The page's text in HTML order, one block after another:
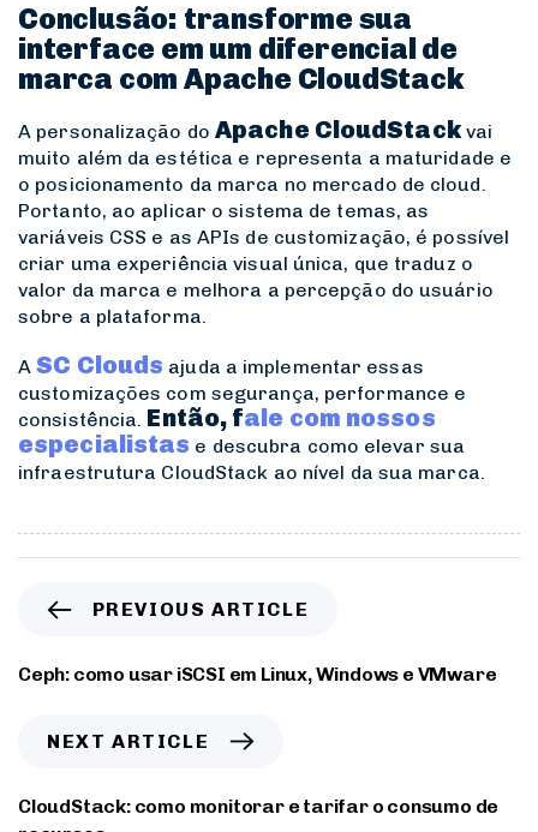
Conclusão: transforme sua
interface em um diferencial de
marca com Apache CloudStack
A personalização do Apache CloudStackvai
muito além da estética e representa a maturidade e
o posicionamento da marca no mercado de cloud.
Portanto, ao aplicar o sistema de temas, as
variáveis CSS e as APIs de customização, é possível
criar uma experiência visual única, que traduz o
valor da marca e melhora a percepção do usuário
sobre a plataforma.
ASC Clouds ajuda a implementar essas
customizações com segurança, performance e
consistência. Então, fale com nossos
especialistas e descubra como elevar sua
infraestrutura CloudStack ao nível da sua marca.
PREVIOUS ARTICLE
Ceph: como usar iSCSI em Linux, Windows e VMware
NEXT ARTICLE
CloudStack: como monitorar e tarifar o consumo de